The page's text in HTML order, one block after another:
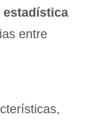
estadística
entre